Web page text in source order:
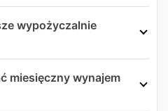
wypożyczalnie
miesięczny wynajem